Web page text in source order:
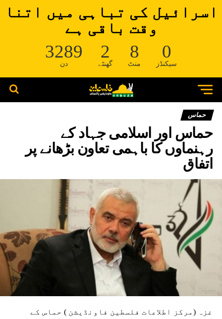
اسرائیل کی تباہی میں اتنا
وقت باقی ہے
3289
دن
2
گھنٹے
8
منٹ
0
سیکنڈز
حماس
حماس اور اسلامی جہاد کے
رہنماوں کا باہمی تعاون بڑھانے پر
اتفاق
غزہ (مرکز اطلاعات فلسطین فاونڈیشن ) حماس کے